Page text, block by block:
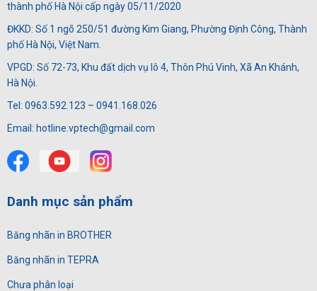
thành phố Hà Nội cấp ngày 05/11/2020
ĐKKD: Số 1 ngõ 250/51 đường Kim Giang, Phường Định Công, Thành
phố Hà Nội, Việt Nam.
VPGD: Số 72-73, Khu đất dịch vụ lô 4, Thôn Phú Vinh, Xã An Khánh,
Hà Nội.
Tel: 0963.592.123 – 0941.168.026
Email: hotline.vptech@gmail.com
Danh mục sản phẩm
Băng nhãn in BROTHER
Băng nhãn in TEPRA
Chưa phân loại